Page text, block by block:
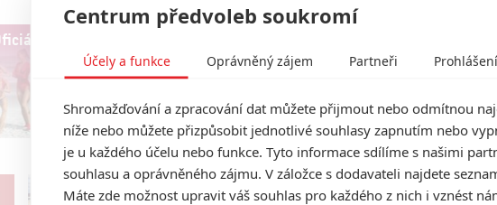
Centrum předvoleb soukromí
Účely a funkce Oprávněný zájem Partneři
Shromažďování a zpracování dat můžete přijmout nebo odmítnou
níže nebo můžete přizpůsobit jednotlivé souhlasy zapnutím nebo
je u každého účelu nebo funkce. Tyto informace sdílíme s našimi
souhlasu a oprávněného zájmu. V záložce s dodavateli najdete
Máte zde možnost upravit váš souhlas pro každého z nich i vznést